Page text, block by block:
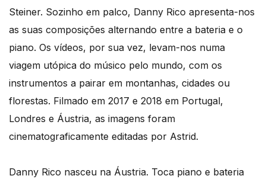
Steiner. Sozinho em palco, Danny Rico apresenta-nos
as suas composições alternando entre a bateria e o
piano. Os vídeos, por sua vez, levam-nos numa
viagem utópica do músico pelo mundo, com os
instrumentos a pairar em montanhas, cidades ou
florestas. Filmado em 2017 e 2018 em Portugal,
Londres e Áustria, as imagens foram
cinematograficamente editadas por Astrid.
Danny Rico nasceu na Áustria. Toca piano e bateria